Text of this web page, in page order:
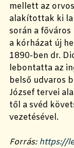
mellett az
alakítottak ki
során a
a kórházat új
1890-ben dr.
lebontatta az
belső udvaros
József tervei
től a svéd
vezetésével.
Forrás:https://